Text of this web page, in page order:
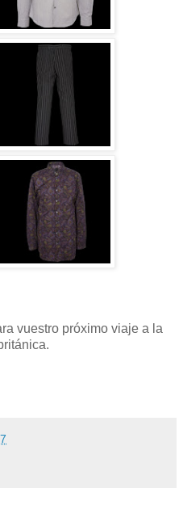
vuestro próximo viaje a la